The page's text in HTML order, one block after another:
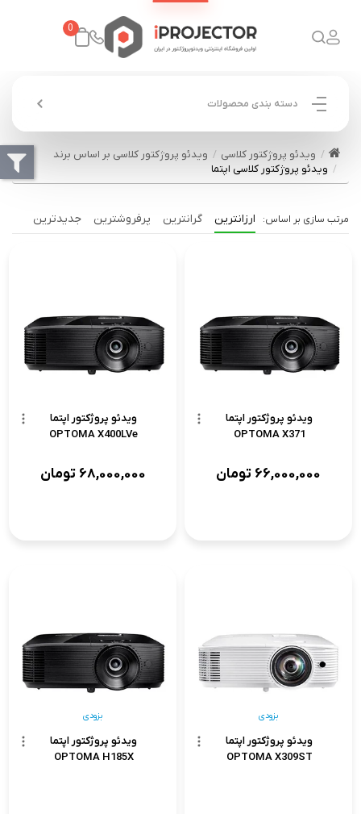
0
دسته بندی محصولات
ویدئو پروژکتور کلاسی
ویدئو پروژکتور کلاسی بر اساس برند
ویدئو پروژکتور کلاسی اپتما
ارزانترین گرانترین پرفروشترین جدیدترین
ویدئو پروژکتور اپتما
OPTOMA X371
66,000,000 تومان
ویدئو پروژکتور اپتما
OPTOMA X400LVe
68,000,000 تومان
ویدئو پروژکتور اپتما
OPTOMA X309ST
بزودی
ویدئو پروژکتور اپتما
OPTOMA H185X
بزودی